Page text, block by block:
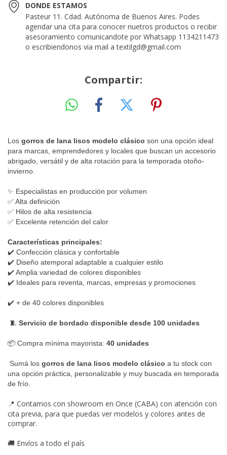
DONDE ESTAMOS
Pasteur 11. Cdad. Autónoma de Buenos Aires. Podes
agendar una cita para conocer nuetros productos o recibir
asesoramiento comunicandote por Whatsapp 1134211473
o escribiendonos via mail atextilgd@gmail.com
Compartir:
Los gorros de lana lisos modelo clásico son una opción ideal
para marcas, emprendedores y locales que buscan un accesorio
abrigado, versátil y de alta rotación para la temporada otoño-
invierno.
✨ Especialistas en producción por volumen
✅ Alta definición
✅ Hilos de alta resistencia
✅ Excelente retención del calor
Características principales:
✔️ Confección clásica y confortable
✔️ Diseño atemporal adaptable a cualquier estilo
✔️ Amplia variedad de colores disponibles
✔️ Ideales para reventa, marcas, empresas y promociones
✔️ + de 40 colores disponibles
🧵 Servicio de bordado disponible desde 100 unidades
📦 Compra mínima mayorista: 40 unidades
Sumá los gorros de lana lisos modelo clásico a tu stock con
una opción práctica, personalizable y muy buscada en temporada
de frío.
📍 Contamos con showroom en Once (CABA) con atención con
cita previa, para que puedas ver modelos y colores antes de
comprar.
🚚 Envíos a todo el país